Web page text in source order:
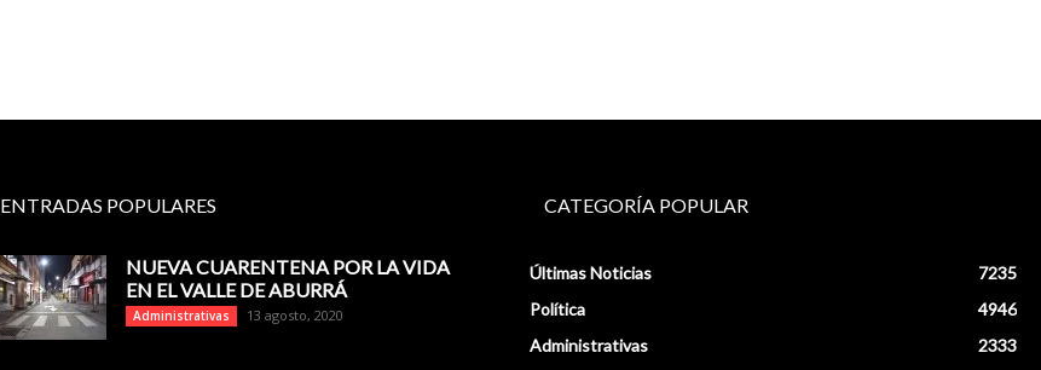
ENTRADAS POPULARES
NUEVA CUARENTENA POR LA VIDA
EN EL VALLE DE ABURRÁ
Administrativas 13 agosto, 2020
CATEGORÍA POPULAR
Últimas Noticias
7235
Política
4946
Administrativas
2333